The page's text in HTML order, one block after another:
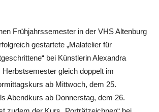
Frühjahrssemester in der VHS Altenburg
gestartete „Malatelier für
bei Künstlerin Alexandra
gleich doppelt im
ab Mittwoch, dem 25.
Abendkurs ab Donnerstag, dem 26.